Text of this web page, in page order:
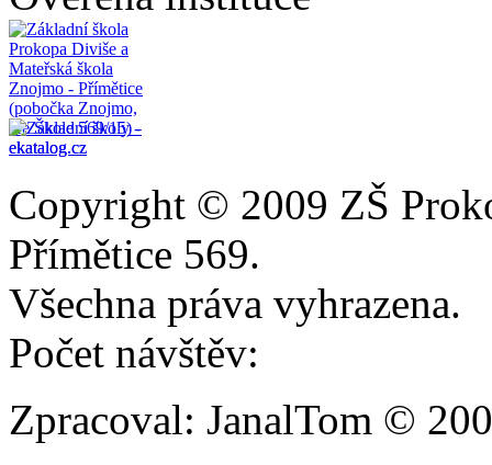
Copyright © 2009 ZŠ
Přímětice 569.
Všechna práva vyhrazena.
Počet návštěv:
Zpracoval: JanalTom ©